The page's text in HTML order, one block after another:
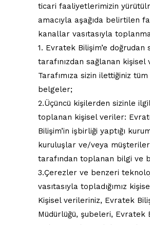
ticari faaliyetlerimizin
amacıyla aşağıda belirtilen
kanallar vasıtasıyla
1. Evratek Bilişim’e doğrudan
tarafınızdan sağlanan kişisel
Tarafımıza sizin ilettiğiniz
belgeler;
2.Üçüncü kişilerden sizinle
toplanan kişisel veriler:
Bilişim’in işbirliği yaptığı
kuruluşlar ve/veya
tarafından toplanan bilgi ve
3.Çerezler ve benzeri
vasıtasıyla topladığımız
Kişisel verileriniz, Evratek
Müdürlüğü, şubeleri, Evratek